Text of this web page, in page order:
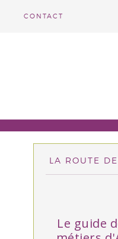
CONTACT
LA ROUTE
Le guide